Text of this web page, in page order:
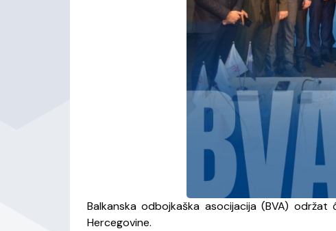
Balkanska odbojkaška asocijacija (BVA)
Hercegovine.